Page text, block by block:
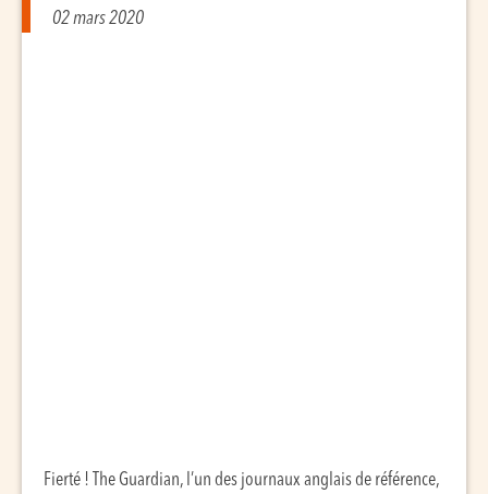
02 mars 2020
Fierté ! The Guardian, l’un des journaux anglais de référence,